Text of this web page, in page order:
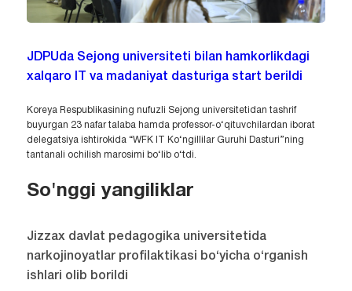
JDPUda Sejong universiteti bilan hamkorlikdagi
xalqaro IT va madaniyat dasturiga start berildi
Koreya Respublikasining nufuzli Sejong universitetidan tashrif
buyurgan 23 nafar talaba hamda professor-o‘qituvchilardan iborat
delegatsiya ishtirokida “WFK IT Ko‘ngillilar Guruhi Dasturi”ning
tantanali ochilish marosimi bo‘lib o‘tdi.
So'nggi yangiliklar
Jizzax davlat pedagogika universitetida
narkojinoyatlar profilaktikasi bo‘yicha o‘rganish
ishlari olib borildi